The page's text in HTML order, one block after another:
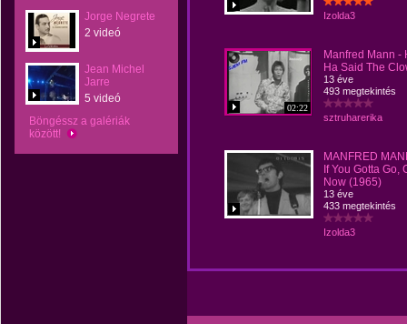
Jorge Negrete
2 videó
Jean Michel
Jarre
5 videó
Böngéssz a galériák
között!
Izolda3
02:22
Manfred Mann -
Ha Said The
13 éve
493 megtekintés
sztruharerika
MANFRED
If You Gotta Go,
Now (1965)
13 éve
433 megtekintés
Izolda3